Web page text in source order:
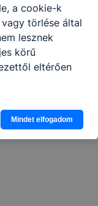
a cookie-k
törlése által
lesznek
körű
eltérően
Mindet elfogadom